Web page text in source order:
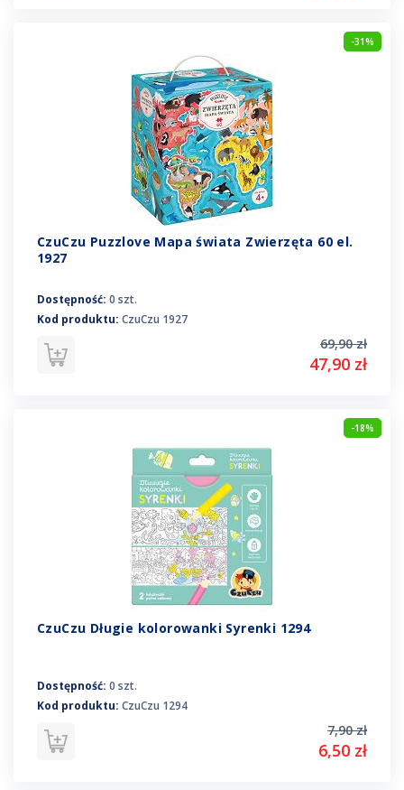
-31%
CzuCzu Puzzlove Mapa świata Zwierzęta 60 el.
1927
Dostępność: 0 szt.
Kod produktu: CzuCzu 1927
69,90 zł
47,90 zł
-18%
CzuCzu Długie kolorowanki Syrenki 1294
Dostępność: 0 szt.
Kod produktu: CzuCzu 1294
7,90 zł
6,50 zł